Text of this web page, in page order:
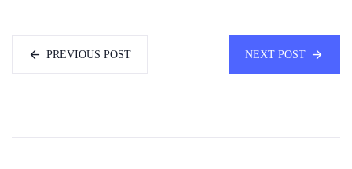
PREVIOUS POST NEXT POST